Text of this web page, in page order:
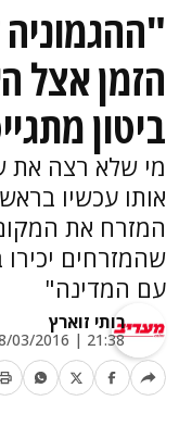
"ההגמוניה
הזמן אצל
ביטון
מי שלא רצה את
אותו עכשיו
המזרח את
שהמזרחים
עם המדינה"
רותי זוארץ
21:38 | 18/03/2016